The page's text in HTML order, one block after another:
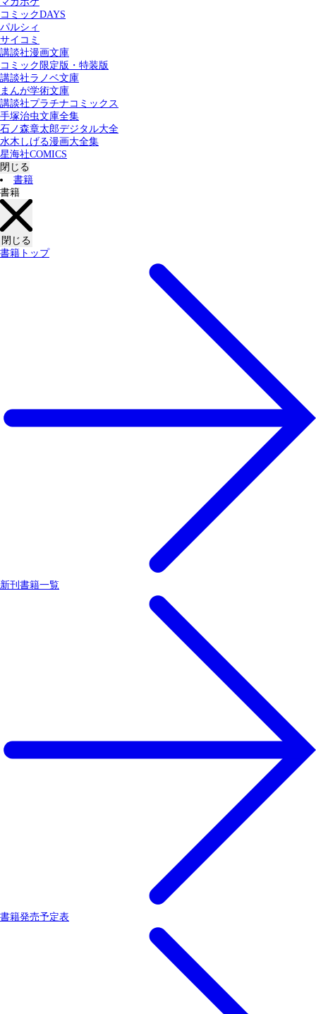
コミックDAYS
パルシィ
サイコミ
講談社漫画文庫
コミック限定版・特装版
講談社ラノベ文庫
まんが学術文庫
講談社プラチナコミックス
手塚治虫文庫全集
石ノ森章太郎デジタル大全
水木しげる漫画大全集
星海社COMICS
閉じる
書籍
書籍
閉じる
書籍トップ
新刊書籍一覧
書籍発売予定表
カテゴリー：
すべての記事